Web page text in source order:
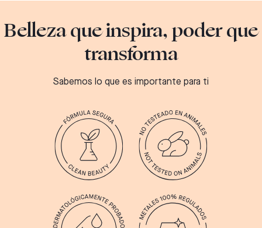
Belleza que inspira, poder que
transforma
Sabemos lo que es importante para ti